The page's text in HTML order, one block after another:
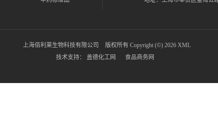
上海佰利莱生物科技有限公司 版权所有 Copyright (©) 2026 XML
技术支持： 盖德化工网 食品商务网